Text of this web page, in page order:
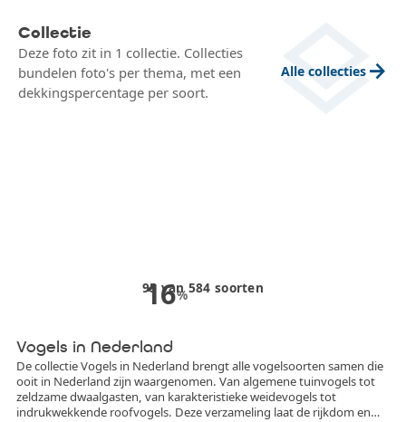
layers
Collectie
Deze foto zit in 1 collectie. Collecties
bundelen foto's per thema, met een
dekkingspercentage per soort.
Alle collecties arrow_forward
16%
95 van584 soorten
Vogels in Nederland
De collectie Vogels in Nederland brengt alle vogelsoorten samen die
ooit in Nederland zijn waargenomen. Van algemene tuinvogels tot
zeldzame dwaalgasten, van karakteristieke weidevogels tot
indrukwekkende roofvogels. Deze verzameling laat de rijkdom en